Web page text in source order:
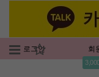
로그인 회